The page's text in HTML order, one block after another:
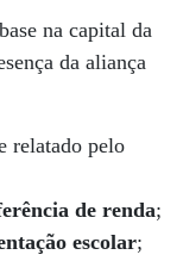
na capital da
da aliança
relatado pelo
de renda;
escolar;